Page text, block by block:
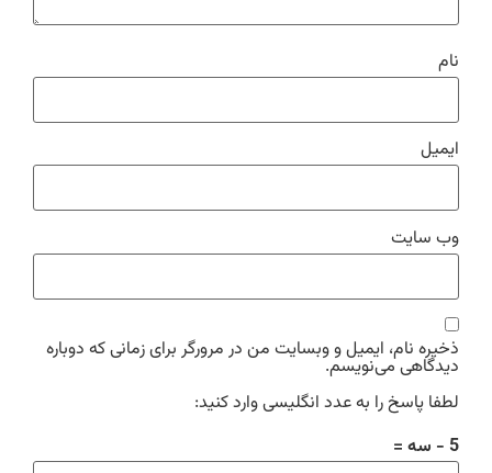
نام
ایمیل
وب‌ سایت
ذخیره نام، ایمیل و وبسایت من در مرورگر برای زمانی که دوباره
دیدگاهی می‌نویسم.
لطفا پاسخ را به عدد انگلیسی وارد کنید:
5 − سه =